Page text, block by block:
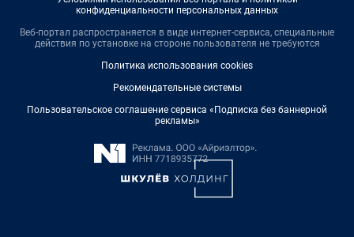
конфиденциальности персональных данных
Веб-портал распространяется в виде интернет-сервиса, специальные
действия по установке на стороне пользователя не требуются
Политика использования cookies
Рекомендательные системы
Пользовательское соглашение сервиса «Подписка без баннерной
рекламы»